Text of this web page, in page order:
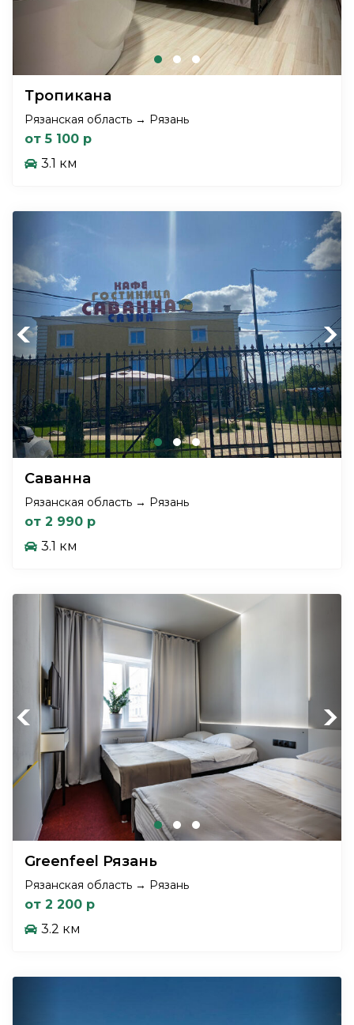
Тропикана
Рязанская область → Рязань
от 5 100 р
3.1 км
Previous Next
Саванна
Рязанская область → Рязань
от 2 990 р
3.1 км
Previous Next
Greenfeel Рязань
Рязанская область → Рязань
от 2 200 р
3.2 км